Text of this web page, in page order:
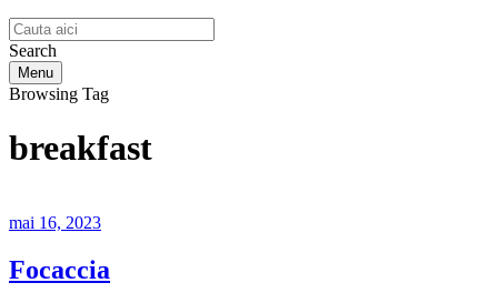
Search
Menu
Browsing Tag
breakfast
mai 16, 2023
Focaccia